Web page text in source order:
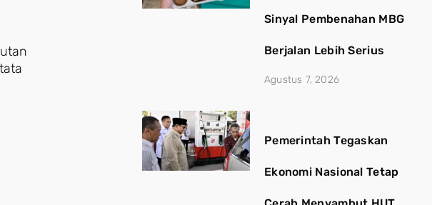
Sinyal Pembenahan MBG
Berjalan Lebih Serius
Agustus 7, 2026
Pemerintah Tegaskan
Ekonomi Nasional Tetap